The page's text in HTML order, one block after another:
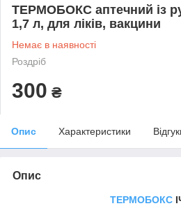
ТЕРМОБОКС аптечний із
1,7 л, для ліків, вакцини
Немає в наявності
Роздріб
300 ₴
Опис Характеристики
Опис
ТЕРМОБОКС